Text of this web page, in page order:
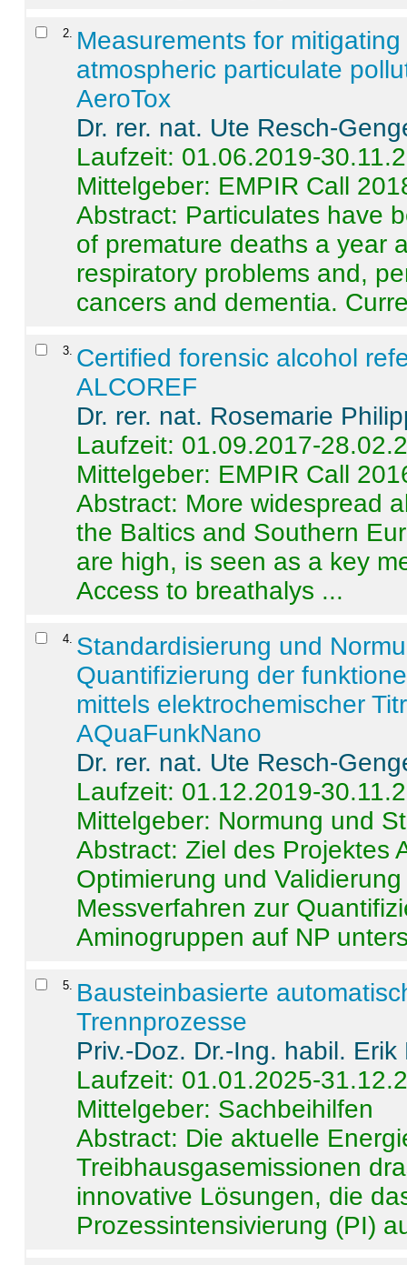
2
Measurements for
atmospheric particulate
AeroTox
Dr. rer. nat. Ute Resch-
Laufzeit: 01.06.2019-
Mittelgeber: EMPIR Call
Abstract: Particulates have
of premature deaths a year
respiratory problems and,
cancers and dementia.
3 Certified forensic alcohol
ALCOREF
Dr. rer. nat. Rosemarie
Laufzeit: 01.09.2017-
Mittelgeber: EMPIR Call
Abstract: More widespread
the Baltics and Southern
are high, is seen as a key
Access to breathalys ...
4 Standardisierung und
Quantifizierung der
mittels elektrochemischer
AQuaFunkNano
Dr. rer. nat. Ute Resch-
Laufzeit: 01.12.2019-
Mittelgeber: Normung und
Abstract:Ziel des Projektes
Optimierung und
Messverfahren zur
Aminogruppen auf NP
5
Bausteinbasierte
Trennprozesse
Priv.-Doz. Dr.-Ing. habil. Erik
Laufzeit: 01.01.2025-
Mittelgeber: Sachbeihilfen
Abstract: Die aktuelle
Treibhausgasemissionen
innovative Lösungen, die
Prozessintensivierung (PI)